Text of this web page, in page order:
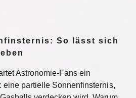
So lässt sich
Astronomie-Fans ein
eine partielle Sonnenfinsternis,